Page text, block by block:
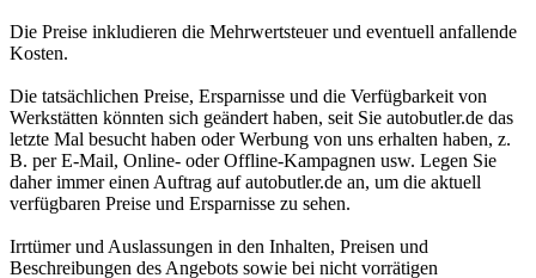
Die Preise inkludieren die Mehrwertsteuer und eventuell anfallende
Kosten.
Die tatsächlichen Preise, Ersparnisse und die Verfügbarkeit von
Werkstätten könnten sich geändert haben, seit Sie autobutler.de das
letzte Mal besucht haben oder Werbung von uns erhalten haben, z.
B. per E-Mail, Online- oder Offline-Kampagnen usw. Legen Sie
daher immer einen Auftrag auf autobutler.de an, um die aktuell
verfügbaren Preise und Ersparnisse zu sehen.
Irrtümer und Auslassungen in den Inhalten, Preisen und
Beschreibungen des Angebots sowie bei nicht vorrätigen